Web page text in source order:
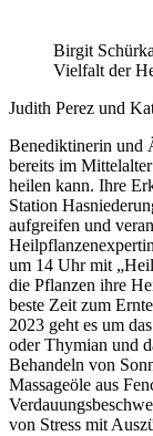
Birgit
Vielfalt der
Judith Perez und
Benediktinerin und
bereits im
heilen kann. Ihre
Station
aufgreifen und
um 14 Uhr mit
die Pflanzen ihre
beste Zeit zum
2023 geht es um
oder Thymian und
Behandeln von
Massageöle aus
von Stress mit